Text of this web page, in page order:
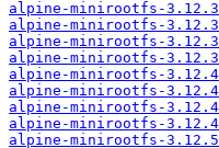
alpine-minirootfs-
alpine-minirootfs-
alpine-minirootfs-
alpine-minirootfs-
alpine-minirootfs-
alpine-minirootfs-
alpine-minirootfs-
alpine-minirootfs-
alpine-minirootfs-